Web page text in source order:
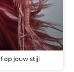
op jouw stijl